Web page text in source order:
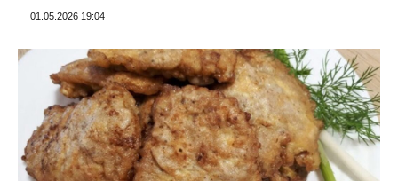
01.05.2026 19:04